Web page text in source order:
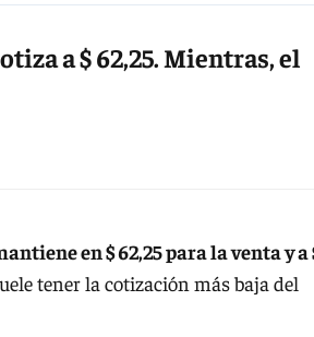
a $ 62,25. Mientras, el
en $ 62,25 para la venta y a
tener la cotización más baja del